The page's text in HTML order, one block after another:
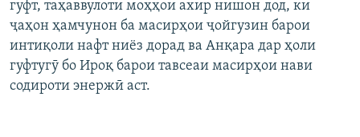
гуфт, таҳаввулоти моҳҳои ахир нишон дод, ки
ҷаҳон ҳамчунон ба масирҳои ҷойгузин барои
интиқоли нафт ниёз дорад ва Анқара дар ҳоли
гуфтугӯ бо Ироқ барои тавсеаи масирҳои нави
содироти энержӣ аст.